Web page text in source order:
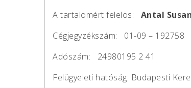
A tartalomért felelös: Antal
Cégjegyzékszám: 01-09 – 192758
Adószám: 24980195 2 41
Felügyeleti hatóság: Budapesti